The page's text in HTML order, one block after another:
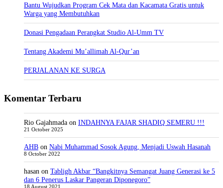
Bantu Wujudkan Program Cek Mata dan Kacamata Gratis untuk
Warga yang Membutuhkan
Donasi Pengadaan Perangkat Studio Al-Umm TV
Tentang Akademi Mu’allimah Al-Qur’an
PERJALANAN KE SURGA
Komentar Terbaru
Rio Gajahmada on INDAHNYA FAJAR SHADIQ SEMERU !!!
21 October 2025
AHB on Nabi Muhammad Sosok Agung, Menjadi Uswah Hasanah
8 October 2022
hasan on Tabligh Akbar “Bangkitnya Semangat Juang Generasi ke 5
dan 6 Penerus Laskar Pangeran Diponegoro”